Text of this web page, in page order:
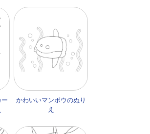
かわいいマンボウのぬり
え